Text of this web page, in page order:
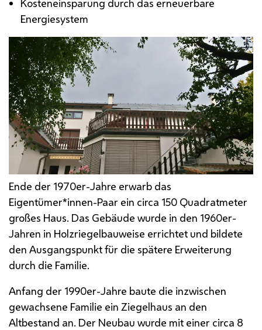
Energiesystem
Ende der 1970er-Jahre erwarb das
Eigentümer*innen-Paar ein circa 150 Quadratmeter
großes Haus. Das Gebäude wurde in den 1960er-
Jahren in Holzriegelbauweise errichtet und bildete
den Ausgangspunkt für die spätere Erweiterung
durch die Familie.
Anfang der 1990er-Jahre baute die inzwischen
gewachsene Familie ein Ziegelhaus an den
Altbestand an. Der Neubau wurde mit einer circa 8